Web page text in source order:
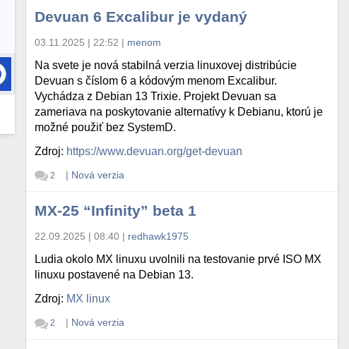
Devuan 6 Excalibur je vydaný
03.11.2025 | 22:52 | menom
Na svete je nová stabilná verzia linuxovej distribúcie
Devuan s číslom 6 a kódovým menom Excalibur.
Vychádza z Debian 13 Trixie. Projekt Devuan sa
zameriava na poskytovanie alternatívy k Debianu, ktorú je
možné použiť bez SystemD.
Zdroj: https://www.devuan.org/get-devuan
2 | Nová verzia
MX-25 “Infinity” beta 1
22.09.2025 | 08:40 | redhawk1975
Ludia okolo MX linuxu uvolnili na testovanie prvé ISO MX
linuxu postavené na Debian 13.
Zdroj: MX linux
2 | Nová verzia